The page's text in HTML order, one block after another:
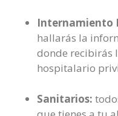
Internamiento
hallarás la
donde recibirás
hospitalario
Sanitarios: